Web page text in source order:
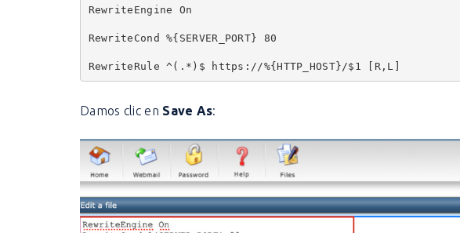
RewriteEngine On
RewriteCond %{SERVER_PORT} 80
RewriteRule ^(.*)$ https://%{HTTP_HOST}/$1 [R,L]
Damos clic en Save As: